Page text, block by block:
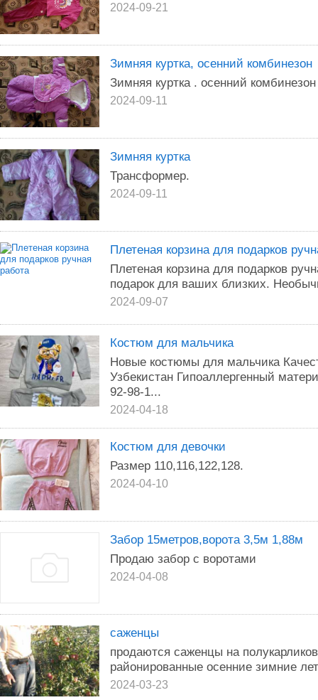
2024-09-21
Зимняя куртка, осенний комбинезон
Зимняя куртка . осенний
2024-09-11
Зимняя куртка
Трансформер.
2024-09-11
Плетеная корзина для подарков
Плетеная корзина для подарков
подарок для ваших близких.
2024-09-07
Костюм для мальчика
Новые костюмы для мальчика
Узбекистан Гипоаллергенный
92-98-1...
2024-04-18
Костюм для девочки
Размер 110,116,122,128.
2024-04-10
Забор 15метров,ворота 3,5м 1,88м
Продаю забор с воротами
2024-04-08
саженцы
продаются саженцы на
районированные осенние зимние
2024-03-23